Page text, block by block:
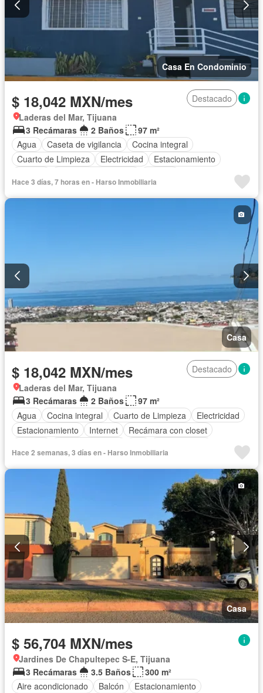
Casa En Condominio
$ 18,042 MXN/mes
Destacado
Laderas del Mar, Tijuana
3 Recámaras
2 Baños
97 m²
Agua
Caseta de vigilancia
Cocina integral
Cuarto de Limpieza
Electricidad
Estacionamiento
Vista panorámica
Wifi Zonas verdes
Permite mascotas
Hace 3 días, 7 horas en - Harso Inmobiliaria
Casa
$ 18,042 MXN/mes
Destacado
Laderas del Mar, Tijuana
3 Recámaras
2 Baños
97 m²
Agua
Cocina integral Cuarto de Limpieza
Electricidad
Estacionamiento
Internet
Recámara con closet
Permite mascotas
Permite niños
Hace 2 semanas, 3 días en - Harso Inmobiliaria
Casa
$ 56,704 MXN/mes
Jardines De Chapultepec S-E, Tijuana
3 Recámaras
3.5 Baños
300 m²
Aire acondicionado
Balcón
Estacionamiento